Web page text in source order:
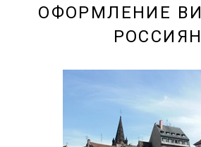
ОФОРМЛЕНИЕ
РОССИЯН